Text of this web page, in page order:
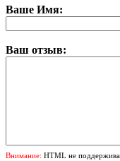
Ваше Имя:
Ваш отзыв:
Внимание: HTML не